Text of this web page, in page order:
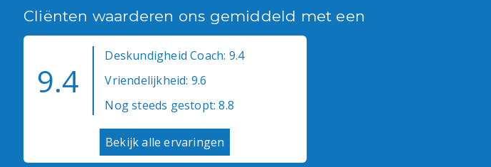
Cliënten waarderen ons gemiddeld met een
9.4
Deskundigheid Coach: 9.4
Vriendelijkheid: 9.6
Nog steeds gestopt: 8.8
Bekijk alle ervaringen